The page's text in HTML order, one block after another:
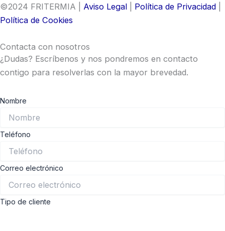
©2024 FRITERMIA | Aviso Legal Política de Privacidad
Política de Cookies
Contacta con nosotros
¿Dudas? Escríbenos y nos pondremos en contacto
contigo para resolverlas con la mayor brevedad.
Nombre
Teléfono
Correo electrónico
Tipo de cliente